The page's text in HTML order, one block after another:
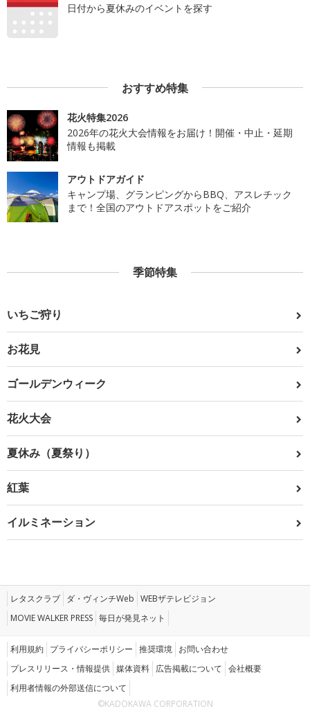
日付から夏休みのイベントを探す
おすすめ特集
花火特集2026
2026年の花火大会情報をお届け！開催・中止・延期
情報も掲載
アウトドアガイド
キャンプ場、グランピングからBBQ、アスレチック
まで！全国のアウトドアスポットをご紹介
季節特集
いちご狩り
お花見
ゴールデンウィーク
花火大会
夏休み（夏祭り）
紅葉
イルミネーション
レタスクラブ ダ・ヴィンチWeb WEBザテレビジョン
MOVIE WALKER PRESS 毎日が発見ネット
利用規約 プライバシーポリシー 推奨環境 お問い合わせ
プレスリリース・情報提供 媒体資料 広告掲載について 会社概要
利用者情報の外部送信について
©KADOKAWA CORPORATION